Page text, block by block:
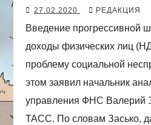
бедных и
для богатых
27.02.2020 РЕДАКЦИЯ
Введение прогрессивной
доходы физических лиц
проблему социальной
этом заявил начальник
управления ФНС Валерий
ТАСС. По словам Засько,